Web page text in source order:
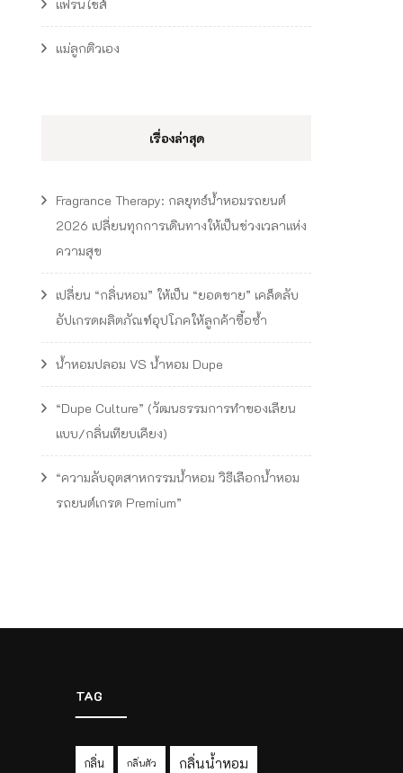
แฟรนไชส์
แม่ลูกติวเอง
เรื่องล่าสุด
Fragrance Therapy: กลยุทธ์น้ำหอมรถยนต์
2026 เปลี่ยนทุกการเดินทางให้เป็นช่วงเวลาแห่ง
ความสุข
เปลี่ยน “กลิ่นหอม” ให้เป็น “ยอดขาย” เคล็ดลับ
อัปเกรดผลิตภัณฑ์อุปโภคให้ลูกค้าซื้อซ้ำ
น้ำหอมปลอม VS น้ำหอม Dupe
“Dupe Culture” (วัฒนธรรมการทำของเลียน
แบบ/กลิ่นเทียบเคียง)
“ความลับอุตสาหกรรมน้ำหอม วิธีเลือกน้ำหอม
รถยนต์เกรด Premium”
TAG
กลิ่น กลิ่นตัว กลิ่นน้ำหอม